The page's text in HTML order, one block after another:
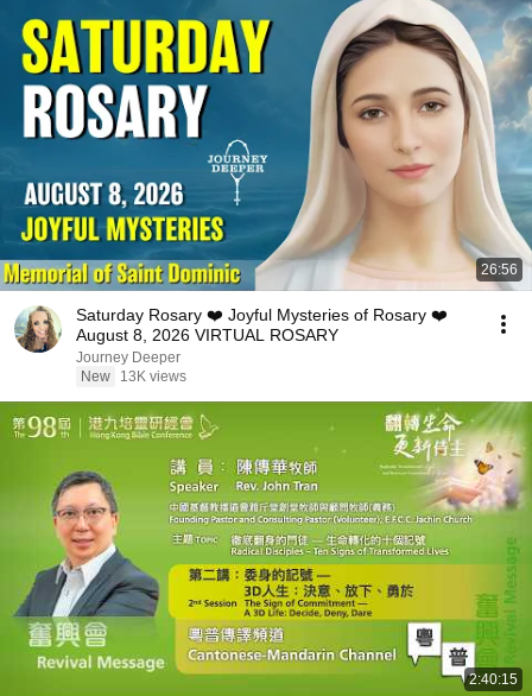
26:56
Saturday Rosary ❤️ Joyful Mysteries of Rosary ❤️
August 8, 2026 VIRTUAL ROSARY
Journey Deeper
New
13K views
2:40:15